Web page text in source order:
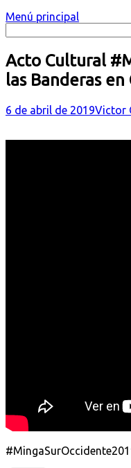
Menú principal
Acto Cultural
las Banderas en
6 de abril de 2019Victor